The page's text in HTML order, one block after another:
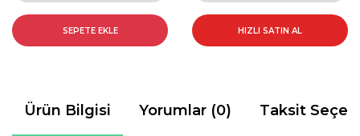
SEPETE EKLE HIZLI SATIN AL
Ürün Bilgisi Yorumlar (0) Taksit